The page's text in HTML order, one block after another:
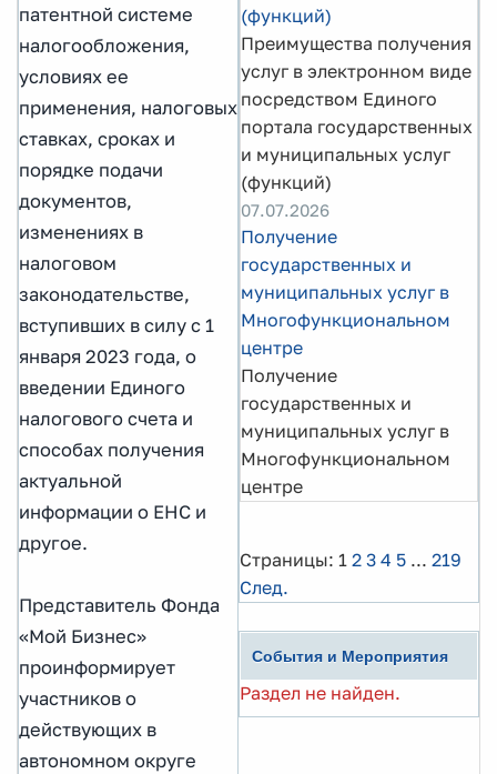
патентной системе
налогообложения,
условиях ее
применения, налоговых
ставках, сроках и
порядке подачи
документов,
изменениях в
налоговом
законодательстве,
вступивших в силу с 1
января 2023 года, о
введении Единого
налогового счета и
способах получения
актуальной
информации о ЕНС и
другое.
Представитель Фонда
«Мой Бизнес»
проинформирует
участников о
действующих в
автономном округе
(функций)
Преимущества получения
услуг в электронном виде
посредством Единого
портала государственных
и муниципальных услуг
(функций)
07.07.2026
Получение
государственных и
муниципальных услуг в
Многофункциональном
центре
Получение
государственных и
муниципальных услуг в
Многофункциональном
центре
Страницы: 1 2 3 4 5 ... 219
След.
События и Мероприятия
Раздел не найден.